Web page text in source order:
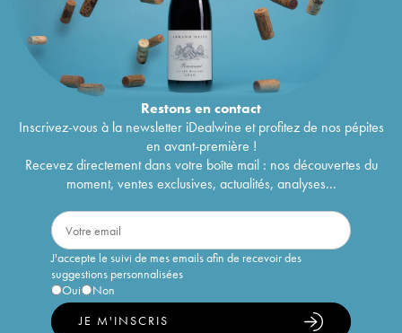
Restons encontact
Inscrivez-vous à la newsletter iDealwine et profitez de nos pépites
en avant-première !
Recevez directement dans votre boîte mail : nos découvertes du
moment, ventes exclusives, actualités, analyses...
J'accepte le suivi de mes emails afin de recevoir des
suggestions personnalisées
Oui
Non
JE M'INSCRIS